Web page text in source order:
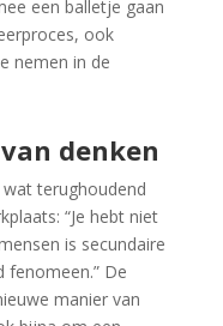
een balletje gaan
ook
nemen in de
denken
terughoudend
“Je hebt niet
is secundaire
fenomeen.” De
manier van